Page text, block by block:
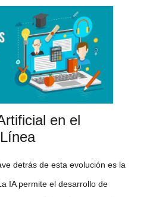
en el
detrás de esta evolución es la
IA permite el desarrollo de